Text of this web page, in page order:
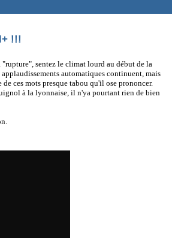
!!!
sentez le climat lourd au début de la
automatiques continuent, mais
ces mots presque tabou qu'il ose prononcer.
à la lyonnaise, il n'ya pourtant rien de bien